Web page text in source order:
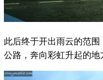
此后终于开出雨云的范
公路，奔向彩虹升起的地